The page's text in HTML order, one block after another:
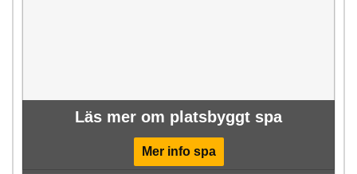
Läs mer om platsbyggt spa
Mer info spa